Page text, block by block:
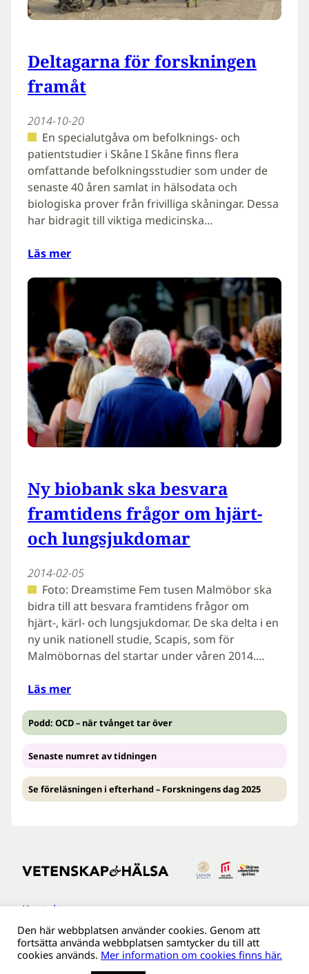
Deltagarna för forskningen
framåt
2014-10-20
En specialutgåva om befolknings- och
patientstudier i Skåne I Skåne finns flera
omfattande befolkningsstudier som under de
senaste 40 åren samlat in hälsodata och
biologiska prover från frivilliga skåningar. Dessa
har bidragit till viktiga medicinska…
Läs mer
Ny biobank ska besvara
framtidens frågor om hjärt-
och lungsjukdomar
2014-02-05
Foto: Dreamstime Fem tusen Malmöbor ska
bidra till att besvara framtidens frågor om
hjärt-, kärl- och lungsjukdomar. De ska delta i en
ny unik nationell studie, Scapis, som för
Malmöbornas del startar under våren 2014.…
Läs mer
Podd: OCD – när tvånget tar över
Senaste numret av tidningen
Se föreläsningen i efterhand – Forskningens dag 2025
Kontakt
Tillgänglighetsredogöreldse
Om webbplatsen
Den här webbplatsen använder cookies. Genom att
fortsätta använda webbplatsen samtycker du till att
cookies används. Mer information om cookies finns här.